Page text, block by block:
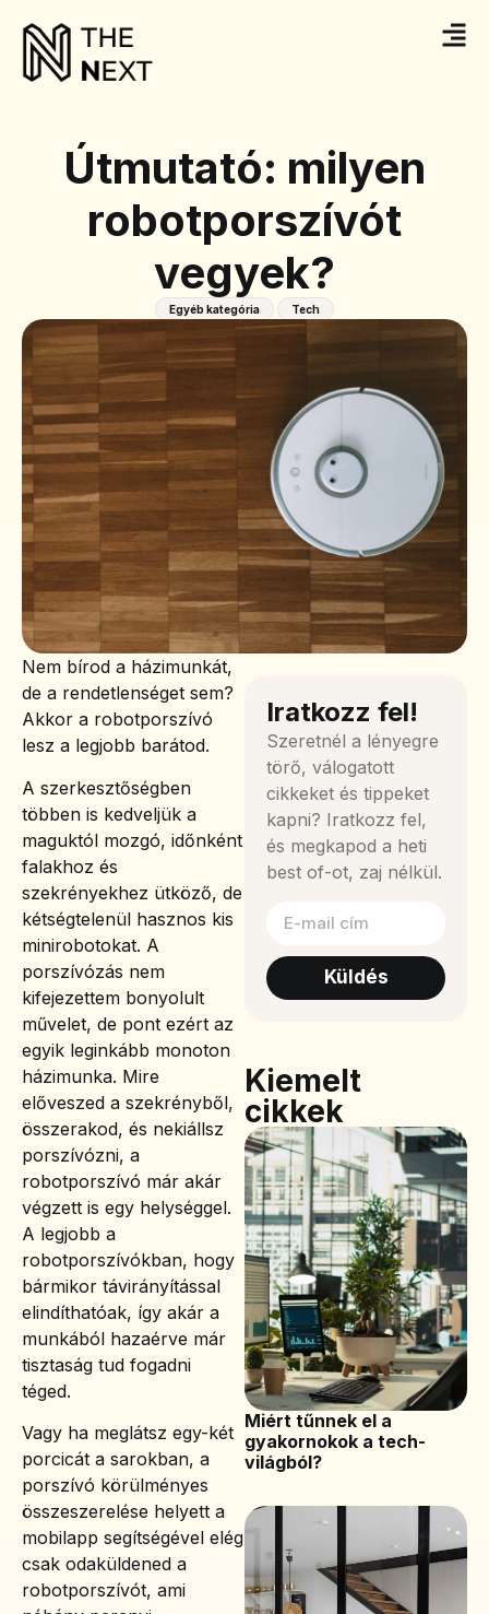
Útmutató: milyen
robotporszívót
vegyek?
Egyéb kategória Tech
Nem bírod a házimunkát,
de a rendetlenséget sem?
Akkor a robotporszívó
lesz a legjobb barátod.
A szerkesztőségben
többen is kedveljük a
maguktól mozgó, időnként
falakhoz és
szekrényekhez ütköző, de
kétségtelenül hasznos kis
minirobotokat. A
porszívózás nem
kifejezettem bonyolult
művelet, de pont ezért az
egyik leginkább monoton
házimunka. Mire
előveszed a szekrényből,
összerakod, és nekiállsz
porszívózni, a
robotporszívó már akár
végzett is egy helységgel.
A legjobb a
robotporszívókban, hogy
bármikor távirányítással
elindíthatóak, így akár a
munkából hazaérve már
tisztaság tud fogadni
téged.
Vagy ha meglátsz egy-két
porcicát a sarokban, a
porszívó körülményes
összeszerelése helyett a
mobilapp segítségével elég
csak odaküldened a
robotporszívót, ami
Iratkozz fel!
Szeretnél a lényegre
törő, válogatott
cikkeket és tippeket
kapni? Iratkozz fel,
és megkapod a heti
best of-ot, zaj nélkül.
Küldés
Kiemelt
cikkek
Miért tűnnek el a
gyakornokok a tech-
világból?